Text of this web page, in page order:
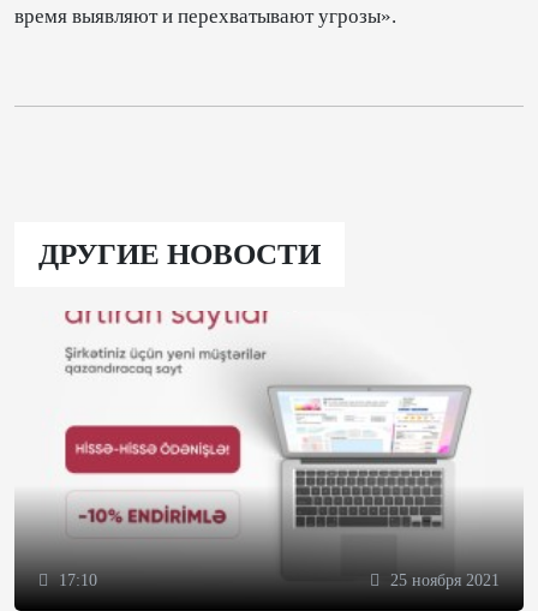
время выявляют и перехватывают угрозы».
ДРУГИЕ НОВОСТИ
17:10 25 ноября 2021